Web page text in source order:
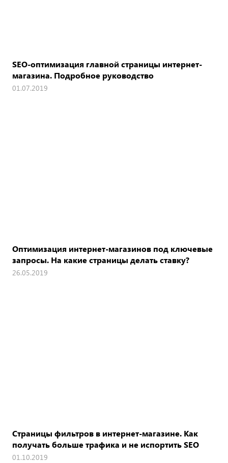
SEO-оптимизация главной страницы интернет-
магазина. Подробное руководство
01.07.2019
Оптимизация интернет-магазинов под ключевые
запросы. На какие страницы делать ставку?
26.05.2019
Страницы фильтров в интернет-магазине. Как
получать больше трафика и не испортить SEO
01.10.2019